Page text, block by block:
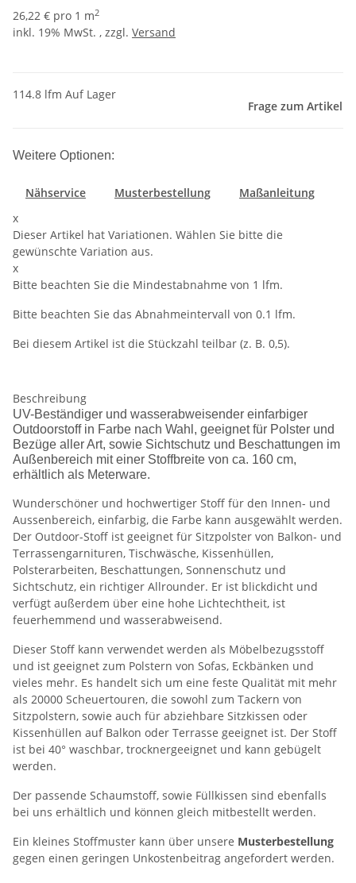
26,22 € pro 1 m2
inkl. 19% MwSt. , zzgl. Versand
114.8 lfm Auf Lager
Frage zum Artikel
Weitere Optionen:
Nähservice Musterbestellung
Maßanleitung
x
Dieser Artikel hat Variationen. Wählen Sie bitte die
gewünschte Variation aus.
x
Bitte beachten Sie die Mindestabnahme von 1 lfm.
Bitte beachten Sie das Abnahmeintervall von 0.1 lfm.
Bei diesem Artikel ist die Stückzahl teilbar (z. B. 0,5).
Beschreibung
UV-Beständiger und wasserabweisender einfarbiger
Outdoorstoff in Farbe nach Wahl, geeignet für Polster und
Bezüge aller Art, sowie Sichtschutz und Beschattungen im
Außenbereich mit einer Stoffbreite von ca. 160 cm,
erhältlich als Meterware.
Wunderschöner und hochwertiger Stoff für den Innen- und
Aussenbereich, einfarbig, die Farbe kann ausgewählt werden.
Der Outdoor-Stoff ist geeignet für Sitzpolster von Balkon- und
Terrassengarnituren, Tischwäsche, Kissenhüllen,
Polsterarbeiten, Beschattungen, Sonnenschutz und
Sichtschutz, ein richtiger Allrounder. Er ist blickdicht und
verfügt außerdem über eine hohe Lichtechtheit, ist
feuerhemmend und wasserabweisend.
Dieser Stoff kann verwendet werden als Möbelbezugsstoff
und ist geeignet zum Polstern von Sofas, Eckbänken und
vieles mehr. Es handelt sich um eine feste Qualität mit mehr
als 20000 Scheuertouren, die sowohl zum Tackern von
Sitzpolstern, sowie auch für abziehbare Sitzkissen oder
Kissenhüllen auf Balkon oder Terrasse geeignet ist. Der Stoff
ist bei 40° waschbar, trocknergeeignet und kann gebügelt
werden.
Der passende Schaumstoff, sowie Füllkissen sind ebenfalls
bei uns erhältlich und können gleich mitbestellt werden.
Ein kleines Stoffmuster kann über unsere Musterbestellung
gegen einen geringen Unkostenbeitrag angefordert werden.